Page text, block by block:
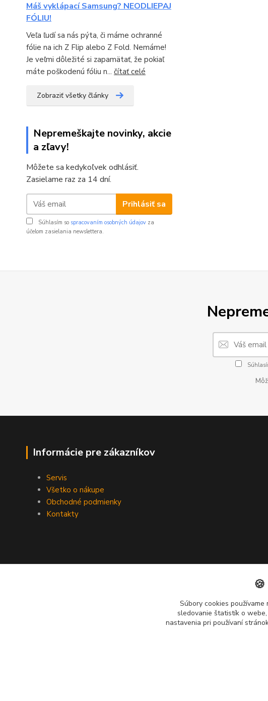
Máš vyklápací Samsung? NEODLIEPAJ
FÓLIU!
Veľa ľudí sa nás pýta, či máme ochranné
fólie na ich Z Flip alebo Z Fold. Nemáme!
Je veľmi dôležité si zapamätať, že pokiaľ
máte poškodenú fóliu n... čítať celé
Zobraziť všetky články
Nepremeškajte novinky, akcie
a zľavy!
Môžete sa kedykoľvek odhlásiť.
Zasielame raz za 14 dní.
Prihlásiť sa
Súhlasím so spracovaním osobných údajov za
účelom zasielania newslettera.
Informácie pre zákazníkov
Servis
Všetko o nákupe
Obchodné podmienky
Kontakty
Súbory cookies
sledovanie štatistík o
nastavenia pri používaní